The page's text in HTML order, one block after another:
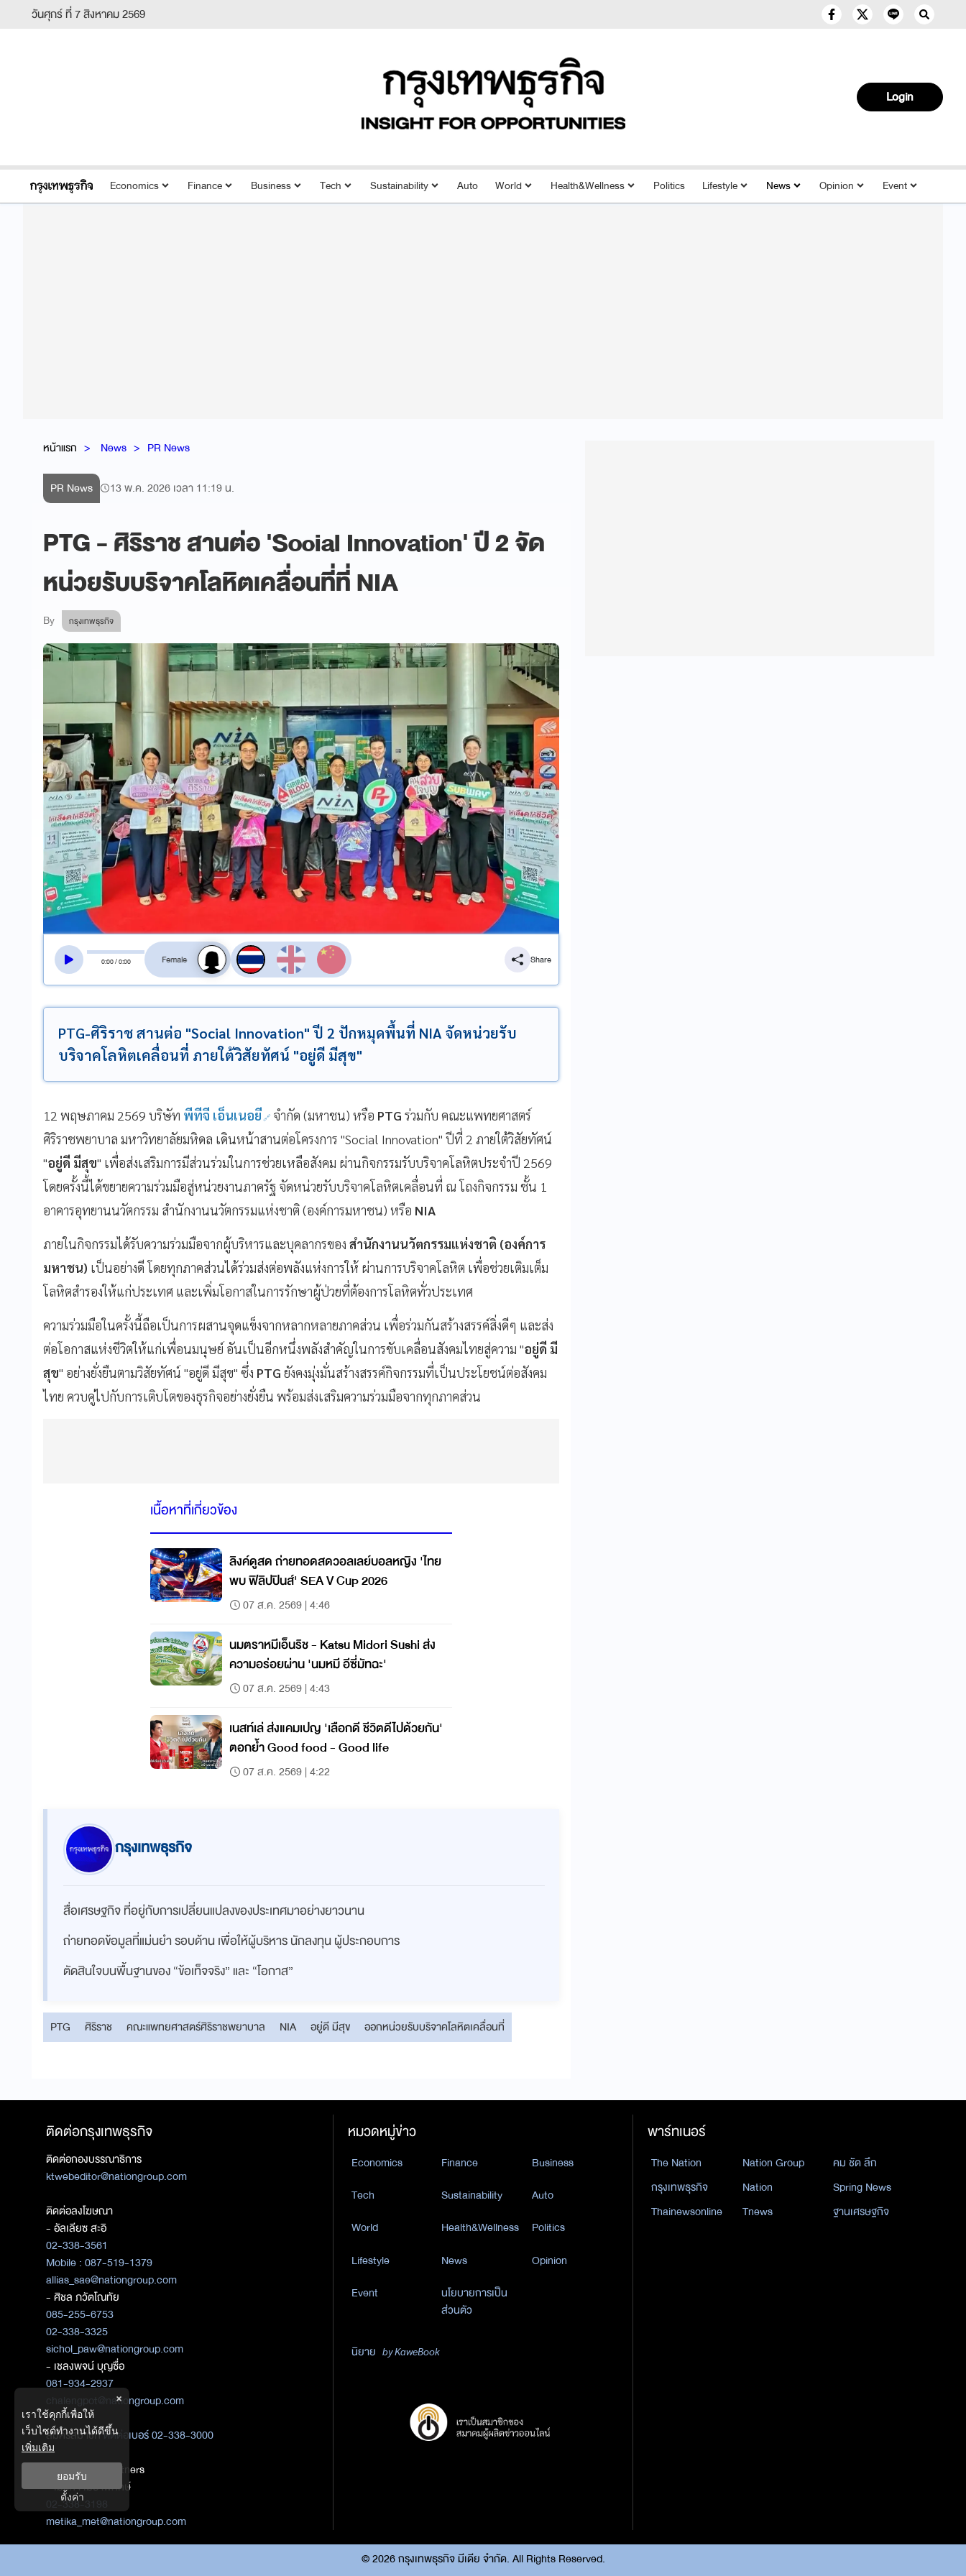
วันศุกร์ ที่ 7 สิงหาคม 2569
Login
Economics Finance Business Tech Sustainability Auto World Health&Wellness Politics Lifestyle News Opinion Event
หน้าแรก News PR News
PR News 13 พ.ค. 2026 เวลา 11:19 น.
PTG - ศิริราช สานต่อ 'Social Innovation' ปี 2 จัด
หน่วยรับบริจาคโลหิตเคลื่อนที่ที่ NIA
By กรุงเทพธุรกิจ
0:00/0:00
สลับเสียงอ่าน
Share
PTG-ศิริราช สานต่อ "Social Innovation" ปี 2 ปักหมุดพื้นที่ NIA จัดหน่วยรับ
บริจาคโลหิตเคลื่อนที่ ภายใต้วิสัยทัศน์ "อยู่ดี มีสุข"
12 พฤษภาคม 2569 บริษัท พีทีจี เอ็นเนอยี จำกัด (มหาชน) หรือ PTG ร่วมกับ คณะแพทยศาสตร์
ศิริราชพยาบาล มหาวิทยาลัยมหิดล เดินหน้าสานต่อโครงการ "Social Innovation" ปีที่ 2 ภายใต้วิสัยทัศน์
"อยู่ดี มีสุข" เพื่อส่งเสริมการมีส่วนร่วมในการช่วยเหลือสังคม ผ่านกิจกรรมรับบริจาคโลหิตประจำปี 2569
โดยครั้งนี้ได้ขยายความร่วมมือสู่หน่วยงานภาครัฐ จัดหน่วยรับบริจาคโลหิตเคลื่อนที่ ณ โถงกิจกรรม ชั้น 1
อาคารอุทยานนวัตกรรม สำนักงานนวัตกรรมแห่งชาติ (องค์การมหาชน) หรือ NIA
ภายในกิจกรรมได้รับความร่วมมือจากผู้บริหารและบุคลากรของ สำนักงานนวัตกรรมแห่งชาติ (องค์การ
มหาชน) เป็นอย่างดี โดยทุกภาคส่วนได้ร่วมส่งต่อพลังแห่งการให้ ผ่านการบริจาคโลหิต เพื่อช่วยเติมเต็ม
โลหิตสำรองให้แก่ประเทศ และเพิ่มโอกาสในการรักษาผู้ป่วยที่ต้องการโลหิตทั่วประเทศ
ความร่วมมือในครั้งนี้ถือเป็นการผสานจุดแข็งจากหลากหลายภาคส่วน เพื่อร่วมกันสร้างสรรค์สิ่งดีๆ และส่ง
ต่อโอกาสแห่งชีวิตให้แก่เพื่อนมนุษย์ อันเป็นอีกหนึ่งพลังสำคัญในการขับเคลื่อนสังคมไทยสู่ความ "อยู่ดี มี
สุข" อย่างยั่งยืนตามวิสัยทัศน์ "อยู่ดี มีสุข" ซึ่ง PTG ยังคงมุ่งมั่นสร้างสรรค์กิจกรรมที่เป็นประโยชน์ต่อสังคม
ไทย ควบคู่ไปกับการเติบโตของธุรกิจอย่างยั่งยืน พร้อมส่งเสริมความร่วมมือจากทุกภาคส่วน
เนื้อหาที่เกี่ยวข้อง
ลิงค์ดูสด ถ่ายทอดสดวอลเลย์บอลหญิง 'ไทย
พบ ฟิลิปปินส์' SEA V Cup 2026
07 ส.ค. 2569 | 4:46
นมตราหมีเอ็นริช - Katsu Midori Sushi ส่ง
ความอร่อยผ่าน 'นมหมี อีซี่มัทฉะ'
07 ส.ค. 2569 | 4:43
เนสท์เล่ ส่งแคมเปญ 'เลือกดี ชีวิตดีไปด้วยกัน'
ตอกย้ำ Good food - Good life
07 ส.ค. 2569 | 4:22
กรุงเทพธุรกิจ
สื่อเศรษฐกิจ ที่อยู่กับการเปลี่ยนแปลงของประเทศมาอย่างยาวนาน
ถ่ายทอดข้อมูลที่แม่นยำ รอบด้าน เพื่อให้ผู้บริหาร นักลงทุน ผู้ประกอบการ
ตัดสินใจบนพื้นฐานของ “ข้อเท็จจริง” และ “โอกาส”
PTG ศิริราช คณะแพทยศาสตร์ศิริราชพยาบาล NIA อยู่ดี มีสุข ออกหน่วยรับบริจาคโลหิตเคลื่อนที่
ติดต่อกรุงเทพธุรกิจ
ติดต่อกองบรรณาธิการ
ktwebeditor@nationgroup.com
ติดต่อลงโฆษณา
- อัลเลียซ สะอิ
02-338-3561
Mobile : 087-519-1379
allias_sae@nationgroup.com
- ศิชล ภวัตโณทัย
085-255-6753
02-338-3325
sichol_paw@nationgroup.com
- เชลงพจน์ บุญซื่อ
081-934-2937
chalengpot@nationgroup.com
สมัครสมาชิกติดต่อเบอร์ 02-338-3000
ติดต่อ Media Partners
- เมธิกา เมธาพิทักษ์
02-338-3198
metika_met@nationgroup.com
หมวดหมู่ข่าว
Economics Finance
Business
Tech
Sustainability
Auto
World
Health&Wellness
Politics
Lifestyle
News
Opinion
Event
นโยบายการเป็น
ส่วนตัว
นิยาย by KaweBook
พาร์ทเนอร์
The Nation Nation Group
คม ชัด ลึก
กรุงเทพธุรกิจ
Nation
Spring News
Thainewsonline
Tnews ฐานเศรษฐกิจ
©2026กรุงเทพธุรกิจ มีเดีย จำกัด. All Rights Reserved.
×
เราใช้คุกกี้เพื่อให้
เว็บไซต์ทำงานได้ดีขึ้น
เพิ่มเติม
ยอมรับ
ตั้งค่า